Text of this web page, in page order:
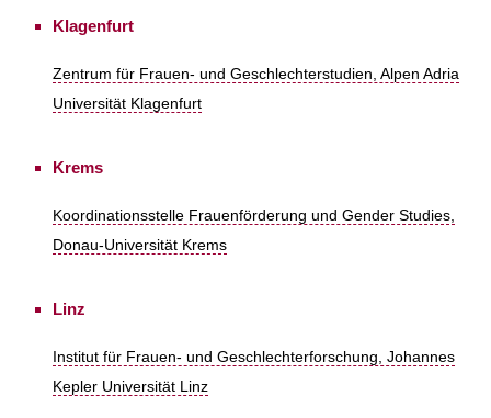
Klagenfurt
Zentrum für Frauen- und Geschlechterstudien, Alpen Adria
Universität Klagenfurt
Krems
Koordinationsstelle Frauenförderung und Gender Studies,
Donau-Universität Krems
Linz
Institut für Frauen- und Geschlechterforschung, Johannes
Kepler Universität Linz